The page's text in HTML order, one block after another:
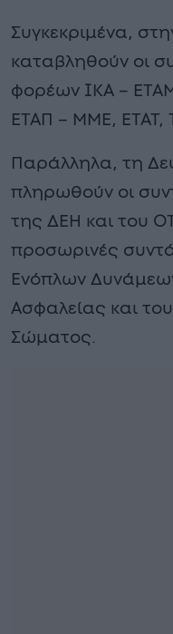
Συγκεκριμένα,
καταβληθούν οι
φορέων ΙΚΑ –
ΕΤΑΠ – ΜΜΕ, ΕΤΑΤ,
Παράλληλα, τη
πληρωθούν οι
της ΔΕΗ και του
προσωρινές
Ενόπλων
Ασφαλείας και
Σώματος.